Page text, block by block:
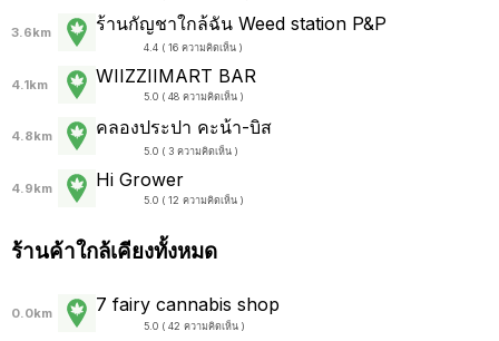
3.6km ร้านกัญชาใกล้ฉัน Weed station P&P
4.4 ( 16 ความคิดเห็น )
4.1km WIIZZIIMART BAR
5.0 ( 48 ความคิดเห็น )
4.8km คลองประปา คะน้า-บิส
5.0 ( 3 ความคิดเห็น )
4.9km Hi Grower
5.0 ( 12 ความคิดเห็น )
ร้านค้าใกล้เคียงทั้งหมด
0.0km 7 fairy cannabis shop
5.0 ( 42 ความคิดเห็น )